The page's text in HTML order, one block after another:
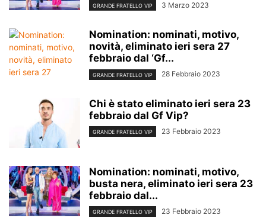
GRANDE FRATELLO VIP 3 Marzo 2023
Nomination: nominati, motivo,
novità, eliminato ieri sera 27
febbraio dal ‘Gf...
GRANDE FRATELLO VIP 28 Febbraio 2023
Chi è stato eliminato ieri sera 23
febbraio dal Gf Vip?
GRANDE FRATELLO VIP 23 Febbraio 2023
Nomination: nominati, motivo,
busta nera, eliminato ieri sera 23
febbraio dal...
GRANDE FRATELLO VIP 23 Febbraio 2023